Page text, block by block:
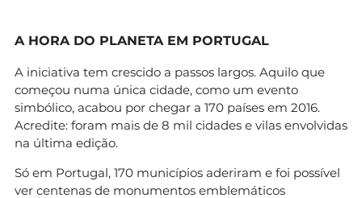
A HORA DO PLANETA EM PORTUGAL
A iniciativa tem crescido a passos largos. Aquilo que
começou numa única cidade, como um evento
simbólico, acabou por chegar a 170 países em 2016.
Acredite: foram mais de 8 mil cidades e vilas envolvidas
na última edição.
Só em Portugal, 170 municípios aderiram e foi possível
ver centenas de monumentos emblemáticos